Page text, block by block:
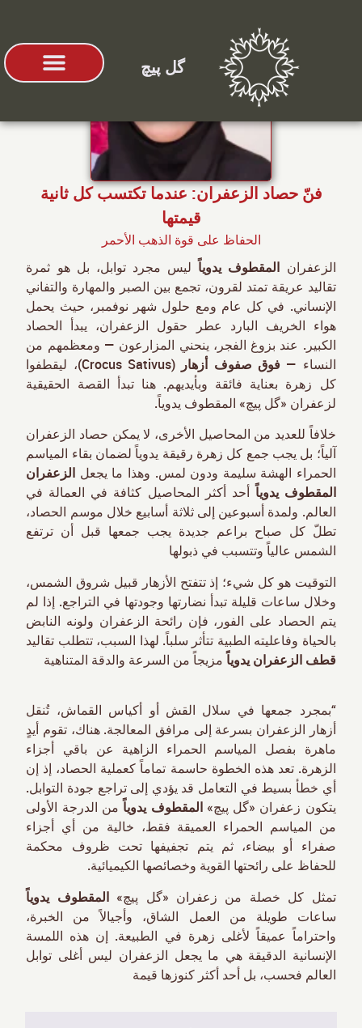
گل پیچ
فنّ حصاد الزعفران: عندما تكتسب كل ثانية
قيمتها
الحفاظ على قوة الذهب الأحمر
الزعفران المقطوف يدوياًليس مجرد توابل، بل هو ثمرة
تقاليد عريقة تمتد لقرون، تجمع بين الصبر والمهارة والتفاني
الإنساني. في كل عام ومع حلول شهر نوفمبر، حيث يحمل
هواء الخريف البارد عطر حقول الزعفران، يبدأ الحصاد
الكبير. عند بزوغ الفجر، ينحني المزارعون — ومعظمهم من
النساء —فوق صفوف أزهار
(Crocus Sativus)، ليقطفوا
كل زهرة بعناية فائقة وبأيديهم. هنا تبدأ القصة الحقيقية
لزعفران «گل پیچ» المقطوف يدوياً.
خلافاً للعديد من المحاصيل الأخرى، لا يمكن حصاد الزعفران
آلياً؛ بل يجب جمع كل زهرة رقيقة يدوياً لضمان بقاء المياسم
الحمراء الهشة سليمة ودون لمس. وهذا ما يجعل الزعفران
المقطوف يدوياًأحد أكثر المحاصيل كثافة في العمالة في
العالم. ولمدة أسبوعين إلى ثلاثة أسابيع خلال موسم الحصاد،
تطلّ كل صباح براعم جديدة يجب جمعها قبل أن ترتفع
الشمس عالياً وتتسبب في ذبولها
التوقيت هو كل شيء؛ إذ تتفتح الأزهار قبيل شروق الشمس،
وخلال ساعات قليلة تبدأ نضارتها وجودتها في التراجع. إذا لم
يتم الحصاد على الفور، فإن رائحة الزعفران ولونه النابض
بالحياة وفاعليته الطبية تتأثر سلباً. لهذا السبب، تتطلب تقاليد
قطف الزعفران يدوياًمزيجاً من السرعة والدقة المتناهية
“بمجرد جمعها في سلال القش أو أكياس القماش، تُنقل
أزهار الزعفران بسرعة إلى مرافق المعالجة. هناك، تقوم أيدٍ
ماهرة بفصل المياسم الحمراء الزاهية عن باقي أجزاء
الزهرة. تعد هذه الخطوة حاسمة تماماً كعملية الحصاد، إذ إن
أي خطأ بسيط في التعامل قد يؤدي إلى تراجع جودة التوابل.
يتكون زعفران «گل پیچ» المقطوف يدوياًمن الدرجة الأولى
من المياسم الحمراء العميقة فقط، خالية من أي أجزاء
صفراء أو بيضاء، ثم يتم تجفيفها تحت ظروف محكمة
للحفاظ على رائحتها القوية وخصائصها الكيميائية.
تمثل كل خصلة من زعفران «گل پیچ»المقطوف يدوياً
ساعات طويلة من العمل الشاق، وأجيالاً من الخبرة،
واحتراماً عميقاً لأغلى زهرة في الطبيعة. إن هذه اللمسة
الإنسانية الدقيقة هي ما يجعل الزعفران ليس أغلى توابل
العالم فحسب، بل أحد أكثر كنوزها قيمة